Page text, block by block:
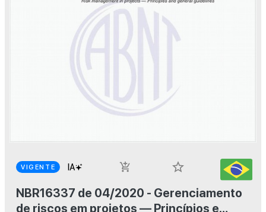
VIGENTE add_shopping_cart
star_border
NBR16337 de 04/2020 - Gerenciamento
de riscos em projetos — Princípios e